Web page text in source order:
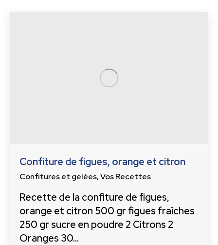
Confiture de figues, orange et citron
Confitures et gelées,Vos Recettes
Recette de la confiture de figues,
orange et citron 500 gr figues fraîches
250 gr sucre en poudre 2 Citrons 2
Oranges 30…